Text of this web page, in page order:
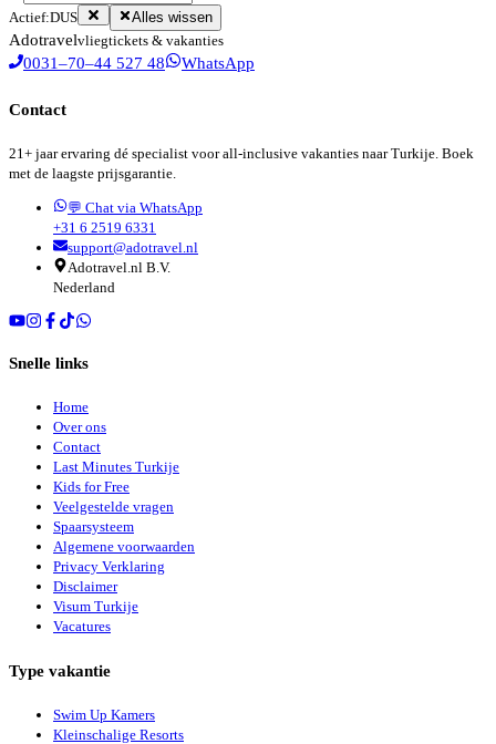
Actief:DUS Alles wissen
Adotravelvliegtickets & vakanties
0031–70–44 527 48 WhatsApp
Contact
21+ jaar ervaring dé specialist voor all-inclusive vakanties naar Turkije. Boek
met de laagste prijsgarantie.
💬 Chat via WhatsApp
+31 6 2519 6331
support@adotravel.nl
Adotravel.nl B.V.
Nederland
Snelle links
Home
Over ons
Contact
Last Minutes Turkije
Kids for Free
Veelgestelde vragen
Spaarsysteem
Algemene voorwaarden
Privacy Verklaring
Disclaimer
Visum Turkije
Vacatures
Type vakantie
Swim Up Kamers
Kleinschalige Resorts